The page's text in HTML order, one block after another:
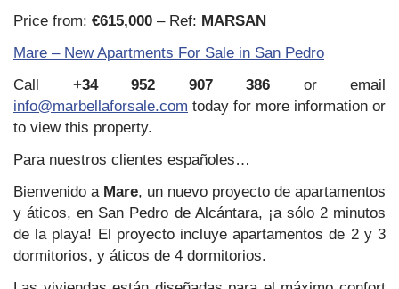
Price from: €615,000 – Ref: MARSAN
Mare – New Apartments For Sale in San Pedro
Call +34 952 907 386 or email
info@marbellaforsale.com today for more information or
to view this property.
Para nuestros clientes españoles…
Bienvenido a Mare, un nuevo proyecto de apartamentos
y áticos, en San Pedro de Alcántara, ¡a sólo 2 minutos
de la playa! El proyecto incluye apartamentos de 2 y 3
dormitorios, y áticos de 4 dormitorios.